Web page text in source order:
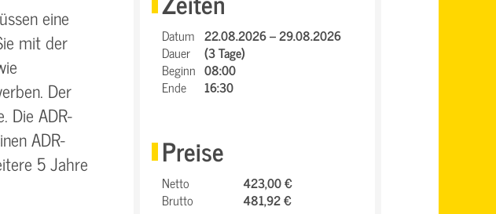
eine
mit der
Der
Die ADR-
ADR-
5 Jahre
Datum 22.08.2026 – 29.08.2026
Dauer
(3 Tage)
Beginn 08:00
Ende
16:30
Preise
Netto
423,00 €
Brutto
481,92 €